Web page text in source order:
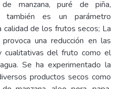
de manzana, puré de piña,
también es un parámetro
de los frutos secos; La
una reducción en las
cualitativas del fruto como el
Se ha experimentado la
productos secos como